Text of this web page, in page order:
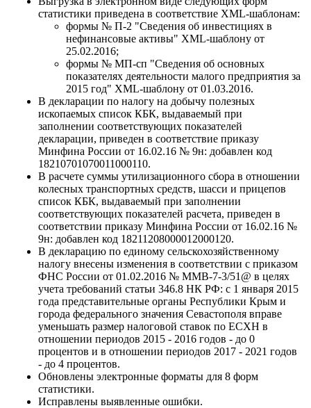
статистики приведена в соответствие XML-шаблонам:
формы № П-2 "Сведения об инвестициях в
нефинансовые активы" XML-шаблону от
25.02.2016;
формы № МП-сп "Сведения об основных
показателях деятельности малого предприятия за
2015 год" XML-шаблону от 01.03.2016.
В декларации по налогу на добычу полезных
ископаемых список КБК, выдаваемый при
заполнении соответствующих показателей
декларации, приведен в соответствие приказу
Минфина России от 16.02.16 № 9н: добавлен код
18210701070011000110.
В расчете суммы утилизационного сбора в отношении
колесных транспортных средств, шасси и прицепов
список КБК, выдаваемый при заполнении
соответствующих показателей расчета, приведен в
соответствии приказу Минфина России от 16.02.16 №
9н: добавлен код 18211208000012000120.
В декларацию по единому сельскохозяйственному
налогу внесены изменения в соответствии с приказом
ФНС России от 01.02.2016 № ММВ-7-3/51@ в целях
учета требований статьи 346.8 НК РФ: с 1 января 2015
года представительные органы Республики Крым и
города федерального значения Севастополя вправе
уменьшать размер налоговой ставок по ЕСХН в
отношении периодов 2015 - 2016 годов - до 0
процентов и в отношении периодов 2017 - 2021 годов
- до 4 процентов.
Обновлены электронные форматы для 8 форм
статистики.
Исправлены выявленные ошибки.